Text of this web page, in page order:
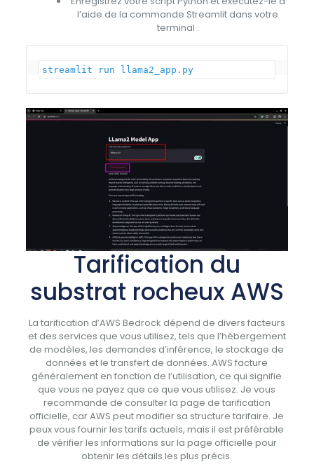
l’aide de la commande Streamlit dans votre
terminal :
streamlit run llama2_app.py
Tarification du
substrat rocheux AWS
La tarification d’AWS Bedrock dépend de divers facteurs
et des services que vous utilisez, tels que l’hébergement
de modèles, les demandes d’inférence, le stockage de
données et le transfert de données. AWS facture
généralement en fonction de l’utilisation, ce qui signifie
que vous ne payez que ce que vous utilisez. Je vous
recommande de consulter la page de tarification
officielle, car AWS peut modifier sa structure tarifaire. Je
peux vous fournir les tarifs actuels, mais il est préférable
de vérifier les informations sur la page officielle pour
obtenir les détails les plus précis.